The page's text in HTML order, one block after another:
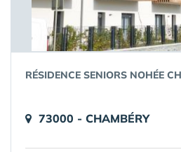
RÉSIDENCE SENIORS NOHÉE
73000 - CHAMBÉRY